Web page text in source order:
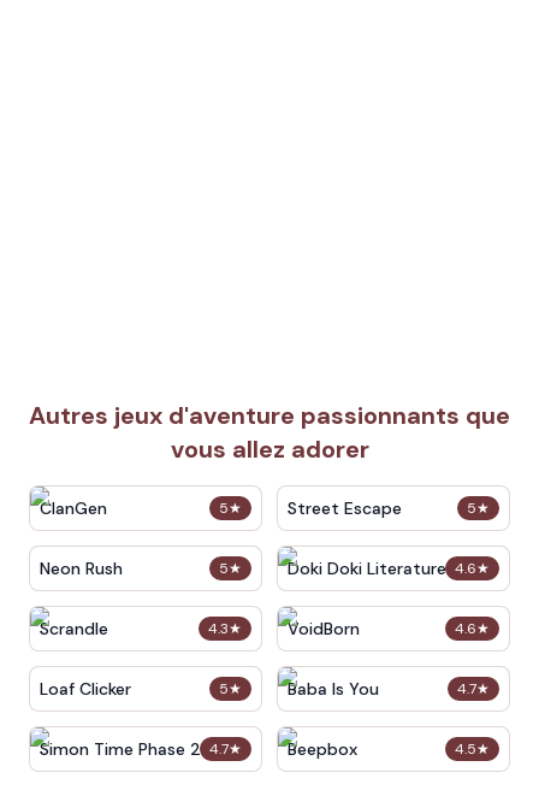
Autres jeux d'aventure passionnants que
vous allez adorer
5★
ClanGen 5★
Street Escape
5★
Neon Rush 4.6★
Doki Doki Literature Club
4.3★
Scrandle 4.6★
VoidBorn
5★
Loaf Clicker 4.7★
Baba Is You
4.7★
Simon Time Phase 2 4.5★
Beepbox